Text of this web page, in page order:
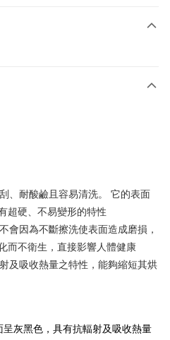
90cm)
orders of NT$1,500 or more
orders of NT$1,500 or more
、耐酸鹼且容易清洗。 它的表面
超硬、不易變形的特性
會因為不斷擦洗使表面造成磨損，
而不衛生，直接影響人體健康
及吸收熱量之特性，能夠縮短其烘
灰黑色，具有抗輻射及吸收熱量